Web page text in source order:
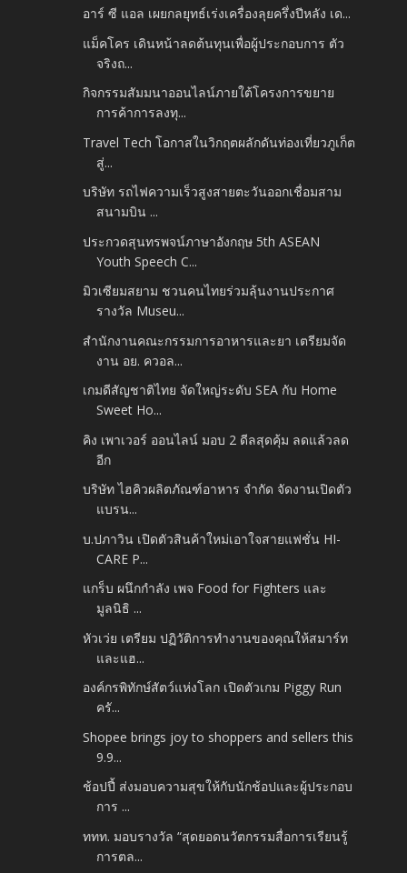
อาร์ ซี แอล เผยกลยุทธ์เร่งเครื่องลุยครึ่งปีหลัง เด...
แม็คโคร เดินหน้าลดต้นทุนเพื่อผู้ประกอบการ ตัว
จริงถ...
กิจกรรมสัมมนาออนไลน์ภายใต้โครงการขยาย
การค้าการลงทุ...
Travel Tech โอกาสในวิกฤตผลักดันท่องเที่ยวภูเก็ต
สู่...
บริษัท รถไฟความเร็วสูงสายตะวันออกเชื่อมสาม
สนามบิน ...
ประกวดสุนทรพจน์ภาษาอังกฤษ 5th ASEAN
Youth Speech C...
มิวเซียมสยาม ชวนคนไทยร่วมลุ้นงานประกาศ
รางวัล Museu...
สำนักงานคณะกรรมการอาหารและยา เตรียมจัด
งาน อย. ควอล...
เกมดีสัญชาติไทย จัดใหญ่ระดับ SEA กับ Home
Sweet Ho...
คิง เพาเวอร์ ออนไลน์ มอบ 2 ดีลสุดคุ้ม ลดแล้วลด
อีก
บริษัท ไฮคิวผลิตภัณฑ์อาหาร จำกัด จัดงานเปิดตัว
แบรน...
บ.ปภาวิน เปิดตัวสินค้าใหม่เอาใจสายแฟชั่น HI-
CARE P...
แกร็บ ผนึกกำลัง เพจ Food for Fighters และ
มูลนิธิ ...
หัวเว่ย เตรียม ปฏิวัติการทำงานของคุณให้สมาร์ท
และแฮ...
องค์กรพิทักษ์สัตว์แห่งโลก เปิดตัวเกม Piggy Run
ครั...
Shopee brings joy to shoppers and sellers this
9.9...
ช้อปปี้ ส่งมอบความสุขให้กับนักช้อปและผู้ประกอบ
การ ...
ททท. มอบรางวัล “สุดยอดนวัตกรรมสื่อการเรียนรู้
การตล...